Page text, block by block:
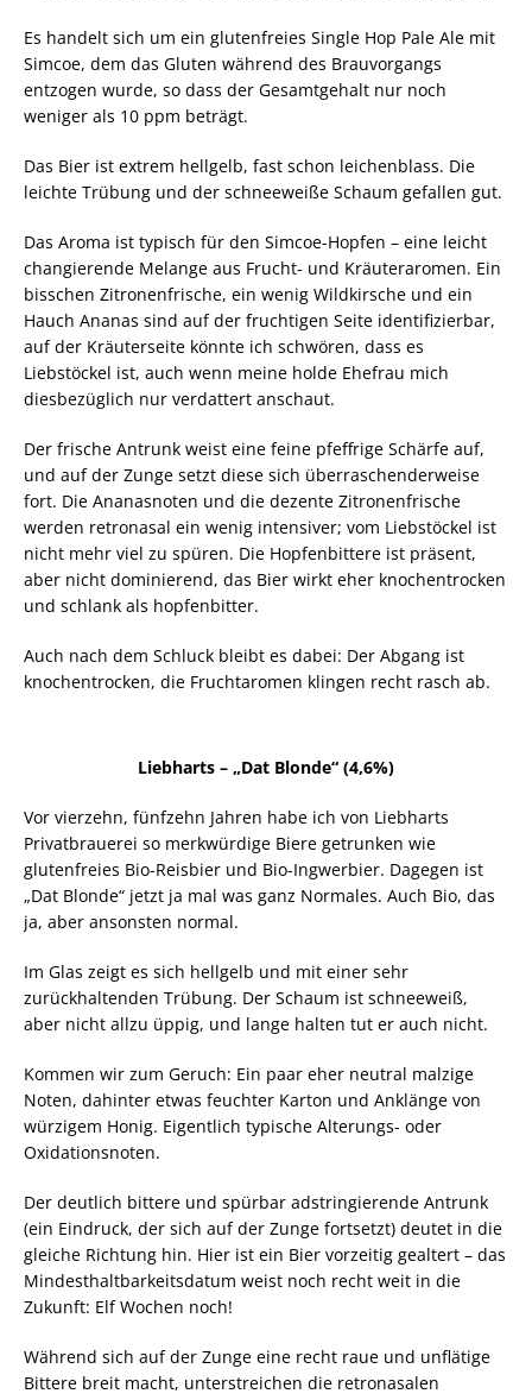
Es handelt sich um ein glutenfreies Single Hop Pale Ale mit
Simcoe, dem das Gluten während des Brauvorgangs
entzogen wurde, so dass der Gesamtgehalt nur noch
weniger als 10 ppm beträgt.
Das Bier ist extrem hellgelb, fast schon leichenblass. Die
leichte Trübung und der schneeweiße Schaum gefallen gut.
Das Aroma ist typisch für den Simcoe-Hopfen – eine leicht
changierende Melange aus Frucht- und Kräuteraromen. Ein
bisschen Zitronenfrische, ein wenig Wildkirsche und ein
Hauch Ananas sind auf der fruchtigen Seite identifizierbar,
auf der Kräuterseite könnte ich schwören, dass es
Liebstöckel ist, auch wenn meine holde Ehefrau mich
diesbezüglich nur verdattert anschaut.
Der frische Antrunk weist eine feine pfeffrige Schärfe auf,
und auf der Zunge setzt diese sich überraschenderweise
fort. Die Ananasnoten und die dezente Zitronenfrische
werden retronasal ein wenig intensiver; vom Liebstöckel ist
nicht mehr viel zu spüren. Die Hopfenbittere ist präsent,
aber nicht dominierend, das Bier wirkt eher knochentrocken
und schlank als hopfenbitter.
Auch nach dem Schluck bleibt es dabei: Der Abgang ist
knochentrocken, die Fruchtaromen klingen recht rasch ab.
Liebharts – „Dat Blonde“ (4,6%)
Vor vierzehn, fünfzehn Jahren habe ich von Liebharts
Privatbrauerei so merkwürdige Biere getrunken wie
glutenfreies Bio-Reisbier und Bio-Ingwerbier. Dagegen ist
„Dat Blonde“ jetzt ja mal was ganz Normales. Auch Bio, das
ja, aber ansonsten normal.
Im Glas zeigt es sich hellgelb und mit einer sehr
zurückhaltenden Trübung. Der Schaum ist schneeweiß,
aber nicht allzu üppig, und lange halten tut er auch nicht.
Kommen wir zum Geruch: Ein paar eher neutral malzige
Noten, dahinter etwas feuchter Karton und Anklänge von
würzigem Honig. Eigentlich typische Alterungs- oder
Oxidationsnoten.
Der deutlich bittere und spürbar adstringierende Antrunk
(ein Eindruck, der sich auf der Zunge fortsetzt) deutet in die
gleiche Richtung hin. Hier ist ein Bier vorzeitig gealtert – das
Mindesthaltbarkeitsdatum weist noch recht weit in die
Zukunft: Elf Wochen noch!
Während sich auf der Zunge eine recht raue und unflätige
Bittere breit macht, unterstreichen die retronasalen